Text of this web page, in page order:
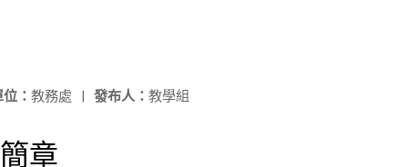
發布人： 教學組
： 教務處 |
章